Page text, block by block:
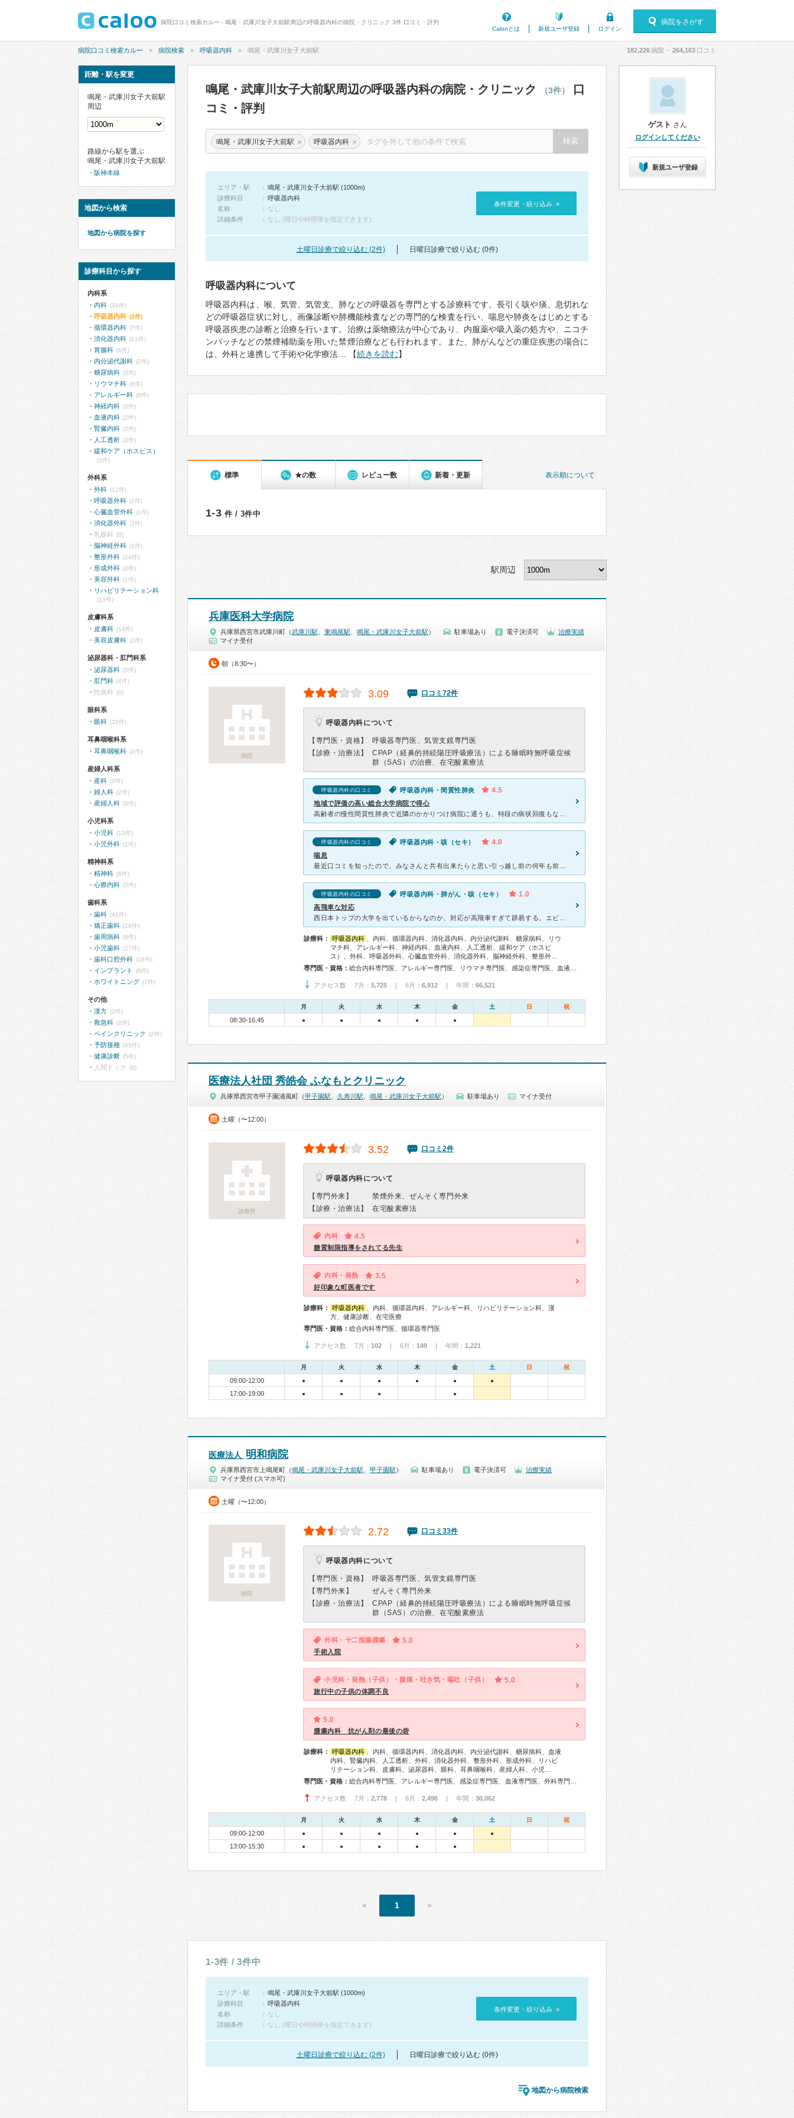
病院口コミ検索カルー - 鳴尾・武庫川女子大前駅周辺の呼吸器内科の病院・クリニック 3件 口コミ・評判
Calooとは
新規ユーザ登録 ログイン
病院をさがす
病院口コミ検索カルー 病院検索 呼吸器内科 鳴尾・武庫川女子大前駅 182,226病院・ 264,163 口コミ
鳴尾・武庫川女子大前駅周辺の呼吸器内科の病院・クリニック （3件）
口
コミ・評判
鳴尾・武庫川女子大前駅 × 呼吸器内科 ×
エリア・駅
鳴尾・武庫川女子大前駅 (1000m)
診療科目
呼吸器内科
名称
なし
詳細条件
なし (曜日や時間帯を指定できます)
条件変更・絞り込み »
土曜日診療で絞り込む (2件) 日曜日診療で絞り込む (0件)
呼吸器内科について
呼吸器内科は、喉、気管、気管支、肺などの呼吸器を専門とする診療科です。長引く咳や痰、息切れな
どの呼吸器症状に対し、画像診断や肺機能検査などの専門的な検査を行い、喘息や肺炎をはじめとする
呼吸器疾患の診断と治療を行います。治療は薬物療法が中心であり、内服薬や吸入薬の処方や、ニコチ
ンパッチなどの禁煙補助薬を用いた禁煙治療なども行われます。また、肺がんなどの重症疾患の場合に
は、外科と連携して手術や化学療法… 【続きを読む】
表示順について
標準 ★の数 レビュー数 新着・更新
1-3 件 / 3件中
駅周辺
兵庫医科大学病院
兵庫県西宮市武庫川町（武庫川駅 東鳴尾駅 鳴尾・武庫川女子大前駅 ） 駐車場あり 電子決済可
治療実績
マイナ受付
朝（8:30〜）
病院
3.09 口コミ72件
呼吸器内科について
【専門医・資格】
呼吸器専門医、気管支鏡専門医
【診療・治療法】
CPAP（経鼻的持続陽圧呼吸療法）による睡眠時無呼吸症候
群（SAS）の治療、在宅酸素療法
呼吸器内科の口コミ 呼吸器内科・間質性肺炎 4.5
地域で評価の高い総合大学病院で得心
呼吸器内科の口コミ 呼吸器内科・咳（セキ） 4.0
喘息
呼吸器内科の口コミ 呼吸器内科・肺がん・咳（セキ） 1.0
高飛車な対応
診療科： 呼吸器内科
、内科、循環器内科、消化器内科、内分泌代謝科、糖尿病科、リウ
マチ科、アレルギー科、神経内科、血液内科、人工透析、緩和ケア（ホスピ
ス）、外科、呼吸器外科、心臓血管外科、消化器外科、脳神経外科、整形外…
専門医・資格：
アクセス数 7月： 5,725 | 6月： 6,912 | 年間： 66,521
月 火 水 木 金 土 日 祝
08:30-16:45 ● ● ● ● ●
医療法人社団 秀皓会 ふなもとクリニック
兵庫県西宮市甲子園浦風町（甲子園駅 久寿川駅 鳴尾・武庫川女子大前駅 ） 駐車場あり マイナ受付
土曜（〜12:00）
診療所
3.52 口コミ2件
呼吸器内科について
【専門外来】
禁煙外来、ぜんそく専門外来
【診療・治療法】
在宅酸素療法
内科 4.5
糖質制限指導をされてる先生
内科・発熱 3.5
好印象な町医者です
診療科： 呼吸器内科
、内科、循環器内科、アレルギー科、リハビリテーション科、漢
方、健康診断、在宅医療
専門医・資格： 総合内科専門医、循環器専門医
アクセス数 7月： 102 | 6月： 149 | 年間： 1,221
月 火 水 木 金 土 日 祝
09:00-12:00 ● ● ● ● ● ●
17:00-19:00 ● ● ● ●
医療法人 明和病院
兵庫県西宮市上鳴尾町（鳴尾・武庫川女子大前駅 甲子園駅 ） 駐車場あり 電子決済可
治療実績
マイナ受付 (スマホ可)
土曜（〜12:00）
病院
2.72 口コミ33件
呼吸器内科について
【専門医・資格】
呼吸器専門医、気管支鏡専門医
【専門外来】
ぜんそく専門外来
【診療・治療法】
CPAP（経鼻的持続陽圧呼吸療法）による睡眠時無呼吸症候
群（SAS）の治療、在宅酸素療法
外科・十二指腸腫瘍 5.0
手術入院
小児科・発熱（子供）・腹痛・吐き気・嘔吐（子供） 5.0
旅行中の子供の体調不良
5.0
腫瘍内科 抗がん剤の最後の砦
診療科： 呼吸器内科
、内科、循環器内科、消化器内科、内分泌代謝科、糖尿病科、血液
内科、腎臓内科、人工透析、外科、消化器外科、整形外科、形成外科、リハビ
リテーション科、皮膚科、泌尿器科、眼科、耳鼻咽喉科、産婦人科、小児…
専門医・資格：
アクセス数 7月： 2,778 | 6月： 2,496 | 年間： 30,062
月 火 水 木 金 土 日 祝
09:00-12:00 ● ● ● ● ● ●
13:00-15:30 ● ● ● ● ●
« 1 »
1-3件 / 3件中
エリア・駅
鳴尾・武庫川女子大前駅 (1000m)
診療科目
呼吸器内科
名称
なし
詳細条件
なし (曜日や時間帯を指定できます)
条件変更・絞り込み »
土曜日診療で絞り込む (2件) 日曜日診療で絞り込む (0件)
地図から病院検索
距離・駅を変更
鳴尾・武庫川女子大前駅
周辺
路線から駅を選ぶ
鳴尾・武庫川女子大前駅
阪神本線
地図から検索
地図から病院を探す
診療科目から探す
内科系
内科 (34件)
呼吸器内科 (3件)
循環器内科 (7件)
消化器内科 (11件)
胃腸科 (6件)
内分泌代謝科 (2件)
糖尿病科 (3件)
リウマチ科 (6件)
アレルギー科 (9件)
神経内科 (2件)
血液内科 (2件)
腎臓内科 (2件)
人工透析 (2件)
緩和ケア（ホスピス）
(1件)
外科系
外科 (12件)
呼吸器外科 (1件)
心臓血管外科 (1件)
消化器外科 (2件)
乳腺科 (0)
脳神経外科 (1件)
整形外科 (14件)
形成外科 (2件)
美容外科 (1件)
リハビリテーション科
(13件)
皮膚科系
皮膚科 (14件)
美容皮膚科 (2件)
泌尿器科・肛門科系
泌尿器科 (5件)
肛門科 (4件)
性病科 (0)
眼科系
眼科 (10件)
耳鼻咽喉科系
耳鼻咽喉科 (4件)
産婦人科系
産科 (2件)
婦人科 (2件)
産婦人科 (5件)
小児科系
小児科 (13件)
小児外科 (1件)
精神科系
精神科 (6件)
心療内科 (3件)
歯科系
歯科 (41件)
矯正歯科 (16件)
歯周病科 (9件)
小児歯科 (27件)
歯科口腔外科 (18件)
インプラント (9件)
ホワイトニング (7件)
その他
漢方 (2件)
救急科 (2件)
ペインクリニック (2件)
予防接種 (45件)
健康診断 (5件)
人間ドック (0)
ゲスト さん
ログインしてください
新規ユーザ登録